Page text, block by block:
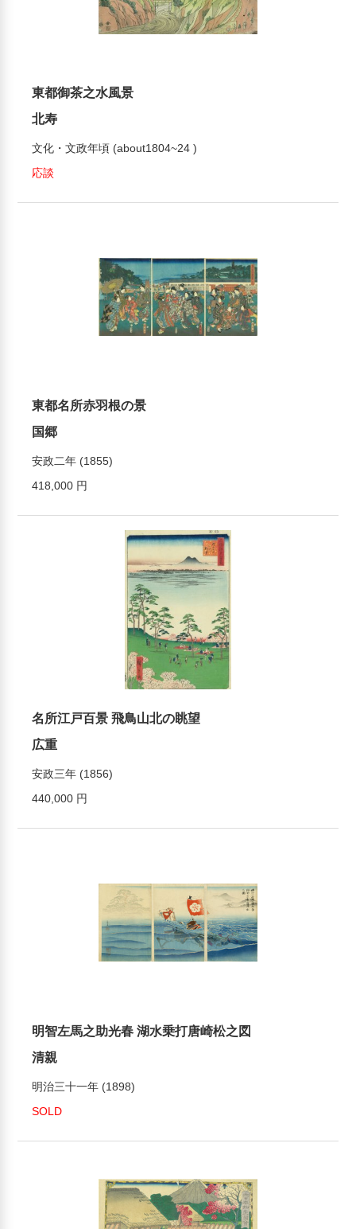
東都御茶之水風景
北寿
文化・文政年頃 (about1804~24 )
応談
東都名所赤羽根の景
国郷
安政二年 (1855)
418,000 円
名所江戸百景 飛鳥山北の眺望
広重
安政三年 (1856)
440,000 円
明智左馬之助光春 湖水乗打唐崎松之図
清親
明治三十一年 (1898)
SOLD